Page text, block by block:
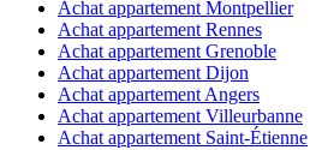
Achat appartement Montpellier
Achat appartement Rennes
Achat appartement Grenoble
Achat appartement Dijon
Achat appartement Angers
Achat appartement Villeurbanne
Achat appartement Saint-Étienne